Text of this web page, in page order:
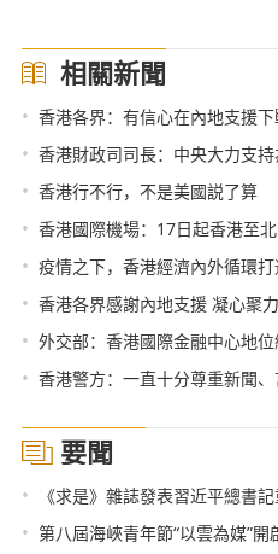
相關新聞
• 香港各界：有信心在內地支援
• 香港財政司司長：中央大力支
• 香港行不行，不是美國説了算
• 香港國際機場：17日起香港至
• 疫情之下，香港經濟內外循環
• 香港各界感謝內地支援 凝心聚
• 外交部：香港國際金融中心地
• 香港警方：一直十分尊重新聞
要聞
• 《求是》雜誌發表習近平總書
• 第八屆海峽青年節“以雲為媒”